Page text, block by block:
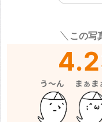
この写